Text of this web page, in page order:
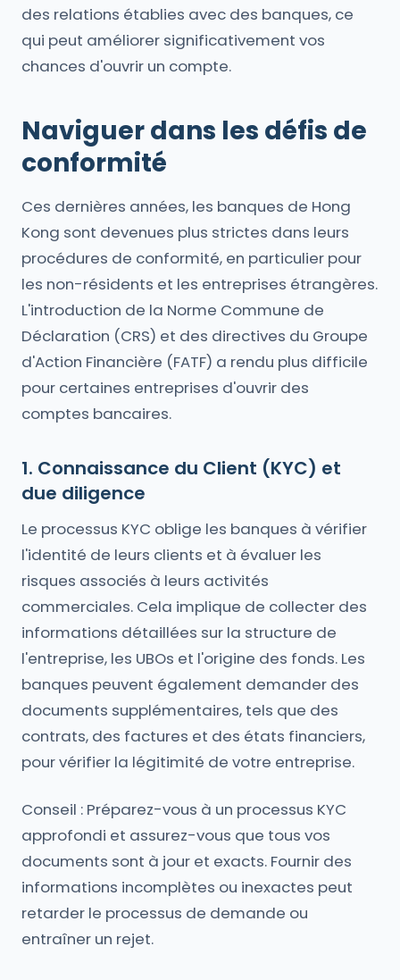
des relations établies avec des banques, ce
qui peut améliorer significativement vos
chances d'ouvrir un compte.
Naviguer dans les défis de
conformité
Ces dernières années, les banques de Hong
Kong sont devenues plus strictes dans leurs
procédures de conformité, en particulier pour
les non-résidents et les entreprises étrangères.
L'introduction de la Norme Commune de
Déclaration (CRS) et des directives du Groupe
d'Action Financière (FATF) a rendu plus difficile
pour certaines entreprises d'ouvrir des
comptes bancaires.
1. Connaissance du Client (KYC) et
due diligence
Le processus KYC oblige les banques à vérifier
l'identité de leurs clients et à évaluer les
risques associés à leurs activités
commerciales. Cela implique de collecter des
informations détaillées sur la structure de
l'entreprise, les UBOs et l'origine des fonds. Les
banques peuvent également demander des
documents supplémentaires, tels que des
contrats, des factures et des états financiers,
pour vérifier la légitimité de votre entreprise.
Conseil : Préparez-vous à un processus KYC
approfondi et assurez-vous que tous vos
documents sont à jour et exacts. Fournir des
informations incomplètes ou inexactes peut
retarder le processus de demande ou
entraîner un rejet.